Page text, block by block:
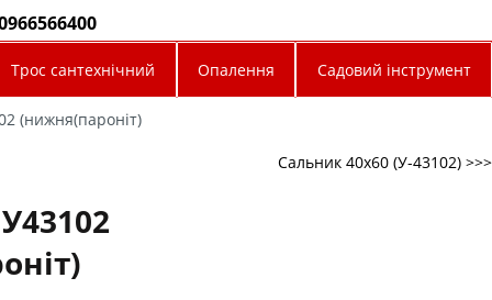
Трос сантехнічний Опалення Садовий інструмент
(нижня(пароніт)
Сальник 40х60 (У-43102) >>>